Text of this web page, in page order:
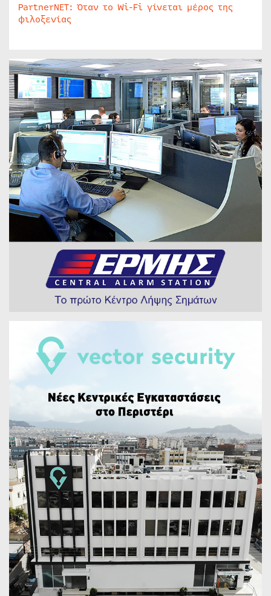
PartnerNET: Όταν το Wi-Fi γίνεται μέρος της
φιλοξενίας